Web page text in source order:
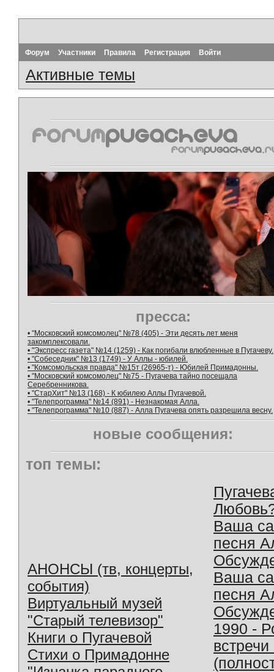
Форум Участники Правила Регистрация Войти
Активные темы
пресса:
• "Московский комсомолец" №78 (405) - Эти десять лет меня
закомплексовали.
• "Экспресс газета" №14 (1259) - Как погибали влюбленные в Пугачеву.
• "Собеседник" №13 (1749) - У Аллы - юбилей.
• "Комсомольская правда" №15т (26965-т) - Юбилей Примадонны.
• "Московский комсомолец" №75 - Пугачева тайно посещала
Серебренникова.
• "СтарХит" №13 (168) - К юбилею Аллы Пугачевой.
• "Телепрограмма" №14 (891) - Незнакомая Алла.
• "Телепрограмма" №10 (887) - Алла Пугачева опять разрешила весну.
новые сообщения:
топ темы:
АНОНСЫ (тв, концерты,
события)
Виртуальный музей
"Старый телевизор"
Книги о Пугачевой
Стихи о Примадонне
Ваша
песня
Ваша
песня
1990 -